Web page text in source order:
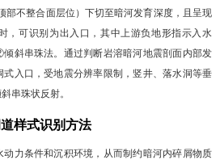
部不整合面层位）下切至暗河发育深度，且呈现
，可识别为出入口，其中上游负地形指示入水
斜串珠法。通过判断岩溶暗河地震剖面内部发
入口，受地震分辨率限制，竖井、落水洞等垂
串珠状反射。
样式识别方法
力条件和沉积环境，从而制约暗河内碎屑物质